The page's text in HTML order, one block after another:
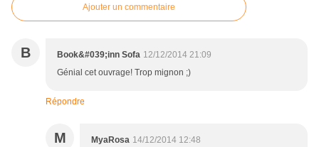
Ajouter un commentaire
B Book&#039;inn Sofa 12/12/2014 21:09
Génial cet ouvrage! Trop mignon ;)
Répondre
M MyaRosa 14/12/2014 12:48